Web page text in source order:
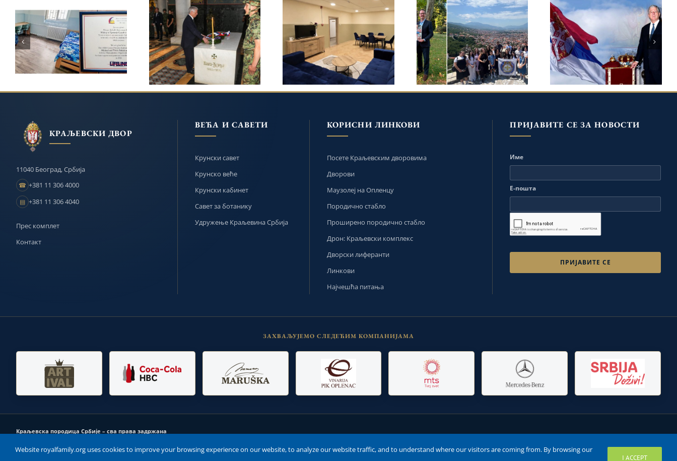
ПРИНЦЕЗА КАТАРИНА
И ЛАЈФЛАЈН ЧИКАГО
НАСТАВЉАЈУ
ПОДРШКУ ЗАВОДУ ЗА
ВАСПИТАЊЕ ДЕЦЕ И
ОМЛАДИНЕ У БЕОГРАДУ
КРАЉЕВСКА ПОРОДИЦА
ОДАЛА ПОЧАСТ
КАРАЂОРЂУ НА
ОПЛЕНЦУ НА 209.
ГОДИШЊИЦУ СМРТИ
ПРИНЦЕЗА КАТАРИНА
И ЛАЈФЛАЈН ЧИКАГО
НАСТАВИЛИ ОБНОВУ
ДЕЧЈЕГ ДОМА У
БАЊАЛУЦИ
10. СВЕТОАРХАНГЕЛСКА
ЛЕТЊА ШКОЛА У
ПРИЗРЕНУ ПОД
ПОКРОВИТЕЉСТВОМ
ПРИНЦА НАСЛЕДНИКА
ФИЛИПА И ПРИНЦЕЗЕ
ДАНИЦЕ
ПРЕСТОЛОНАСЛЕДНИК
АЛЕКСАНДАР НА
РОЂЕНДАН ОБЕЛЕЖАВА
25. ГОДИШЊИЦУ
ПОВРАТКА У ОТАЏБИНУ
КРАЉЕВСКИ ДВОР
11040 Београд, Србија
☎ +381 11 306 4000
▤ +381 11 306 4040
Прес комплет
Контакт
ВЕЋА И САВЕТИ
Крунски савет
Крунско веће
Крунски кабинет
Савет за ботанику
Удружење Краљевина Србија
КОРИСНИ ЛИНКОВИ
Посете Краљевским дворовима
Дворови
Маузолеј на Опленцу
Породично стабло
Проширено породично стабло
Дрон: Краљевски комплекс
Дворски лиферанти
Линкови
Најчешћа питања
ПРИЈАВИТЕ СЕ ЗА НОВОСТИ
Име
Е-пошта
ЗАХВАЉУЈЕМО СЛЕДЕЋИМ КОМПАНИЈАМА
Краљевска породица Србије – сва права задржана
Свако неовлашћено копирање садржаја са сајта сматра се кршењем права и кажњиво је законом.
Website royalfamily.org uses cookies to improve your browsing experience on our website, to analyze our website traffic, and to understand where our visitors are coming from. By browsing our
I ACCEPT